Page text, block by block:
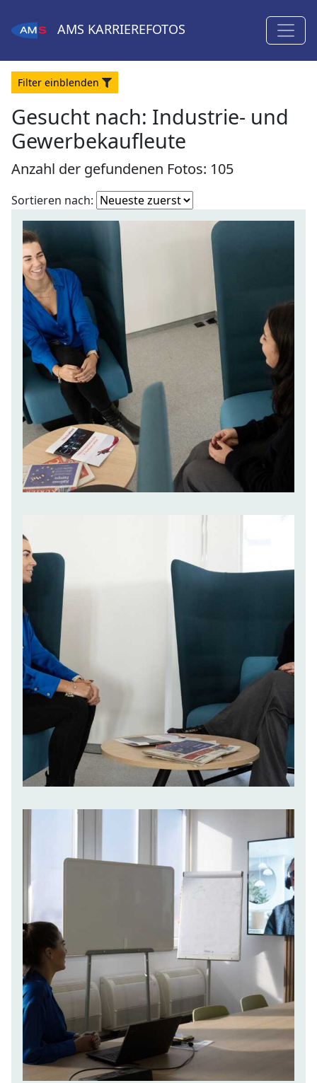
AMS KARRIEREFOTOS
Filter einblenden
Gesucht nach: Industrie- und
Gewerbekaufleute
Anzahl der gefundenen Fotos: 105
Sortieren nach: